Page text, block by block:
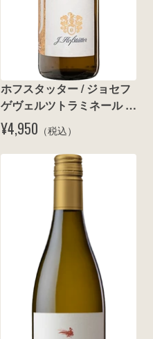
ホフスタッター / ジョセフ
ゲヴェルツトラミネール
2024
¥4,950 （税込）